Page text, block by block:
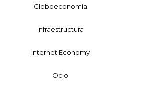
Globoeconomía
Infraestructura
Internet Economy
Ocio